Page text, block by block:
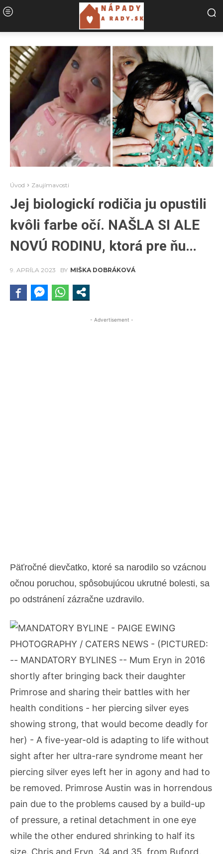
Úvod Zaujímavosti
Jej biologickí rodičia ju opustili
kvôli farbe očí. NAŠLA SI ALE
NOVÚ RODINU, ktorá pre ňu…
9. APRÍLA 2023 BY MIŠKA DOBRÁKOVÁ
- Advertisement -
Päťročné dievčatko, ktoré sa narodilo so vzácnou
očnou poruchou, spôsobujúcou ukrutné bolesti, sa
po odstránení zázračne uzdravilo.